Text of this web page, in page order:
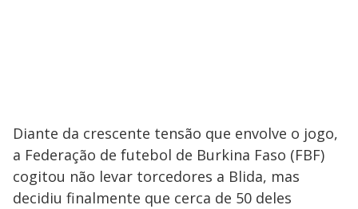
Diante da crescente tensão que envolve o jogo,
a Federação de futebol de Burkina Faso (FBF)
cogitou não levar torcedores a Blida, mas
decidiu finalmente que cerca de 50 deles